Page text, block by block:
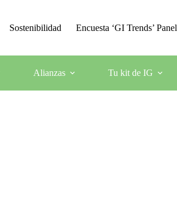
Sostenibilidad Encuesta ‘GI Trends’ Panel
Alianzas Tu kit de IG